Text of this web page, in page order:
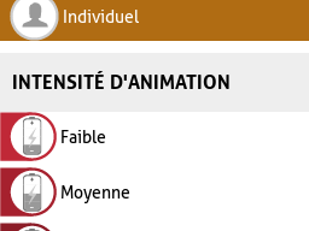
Individuel
INTENSITÉ D'ANIMATION
Faible
Moyenne